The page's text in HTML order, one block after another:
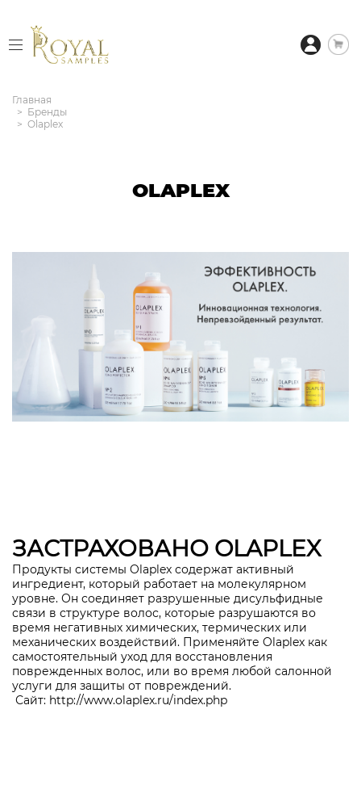
Главная
Бренды
Olaplex
OLAPLEX
ЗАСТРАХОВАНО OLAPLEX
Продукты системы Olaplex содержат активный
ингредиент, который работает на молекулярном
уровне. Он соединяет разрушенные дисульфидные
связи в структуре волос, которые разрушаются во
время негативных химических, термических или
механических воздействий. Применяйте Olaplex как
самостоятельный уход для восстановления
поврежденных волос, или во время любой салонной
услуги для защиты от повреждений.
Сайт: http://www.olaplex.ru/index.php